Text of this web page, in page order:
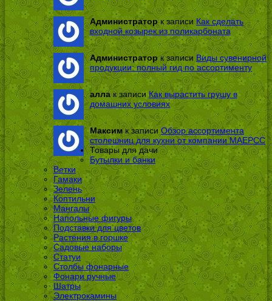
Администраторк записи Как сделать
входной козырек из поликарбоната
Администраторк записи Виды сувенирной
продукции: полный гид по ассортименту
аллак записиКак вырастить грушу в
домашних условиях
Максимк записи Обзор ассортимента
столешниц для кухни от компании МАЕРСС
Товары для дачи
Бутылки и банки
Ветки
Гамаки
Зелень
Коптильни
Мангалы
Напольные фигуры
Подставки для цветов
Растения в горшке
Садовые наборы
Статуи
Столбы фонарные
Фонари ручные
Шатры
Электрокамины